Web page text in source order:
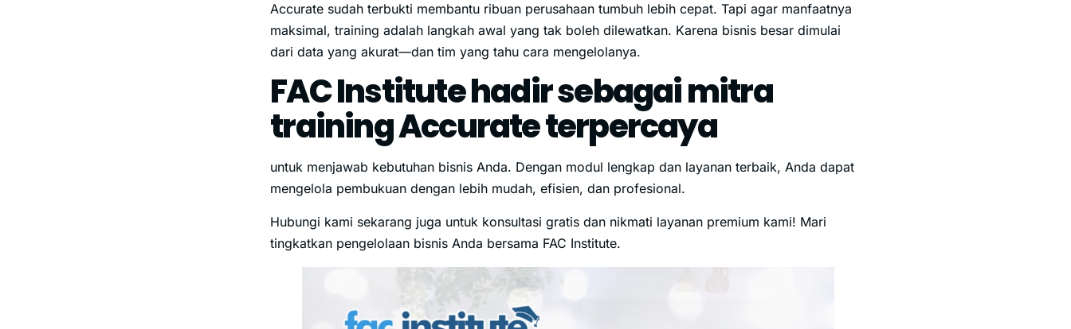
Accurate sudah terbukti membantu ribuan perusahaan tumbuh lebih cepat. Tapi agar manfaatnya
maksimal, training adalah langkah awal yang tak boleh dilewatkan. Karena bisnis besar dimulai
dari data yang akurat—dan tim yang tahu cara mengelolanya.
FAC Institute hadir sebagai mitra
training Accurate terpercaya
untuk menjawab kebutuhan bisnis Anda. Dengan modul lengkap dan layanan terbaik, Anda dapat
mengelola pembukuan dengan lebih mudah, efisien, dan profesional.
Hubungi kami sekarang juga untuk konsultasi gratis dan nikmati layanan premium kami! Mari
tingkatkan pengelolaan bisnis Anda bersama FAC Institute.